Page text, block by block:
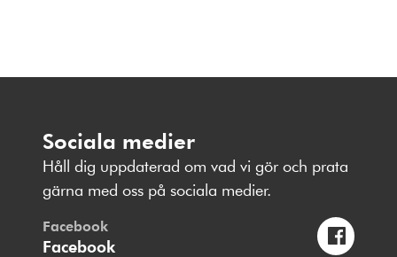
Sociala medier
Håll dig uppdaterad om vad vi gör och prata
gärna med oss på sociala medier.
Facebook
Facebook